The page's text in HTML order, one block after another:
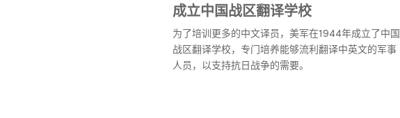
成立中国战区翻译学校
为了培训更多的中文译员，美军在1944年成立了中国
战区翻译学校，专门培养能够流利翻译中英文的军事
人员，以支持抗日战争的需要。